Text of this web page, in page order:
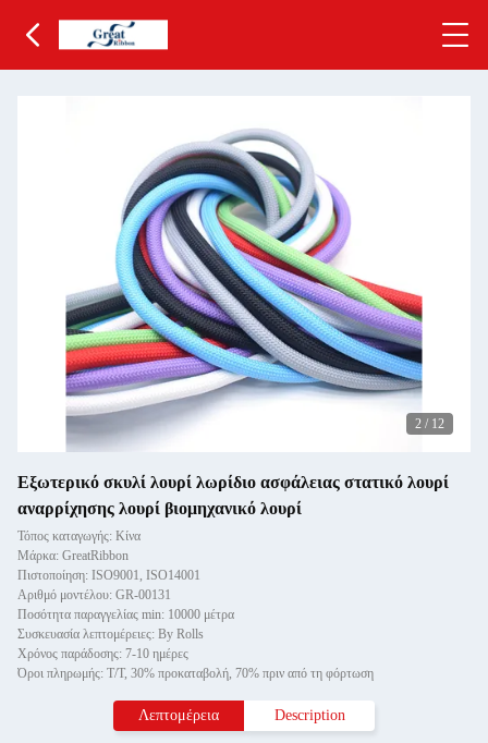
2 / 12
Εξωτερικό σκυλί λουρί λωρίδιο ασφάλειας στατικό λουρί
αναρρίχησης λουρί βιομηχανικό λουρί
Τόπος καταγωγής: Κίνα
Μάρκα: GreatRibbon
Πιστοποίηση: ISO9001, ISO14001
Αριθμό μοντέλου: GR-00131
Ποσότητα παραγγελίας min: 10000 μέτρα
Συσκευασία λεπτομέρειες: By Rolls
Χρόνος παράδοσης: 7-10 ημέρες
Όροι πληρωμής: T/T, 30% προκαταβολή, 70% πριν από τη φόρτωση
Λεπτομέρεια Description